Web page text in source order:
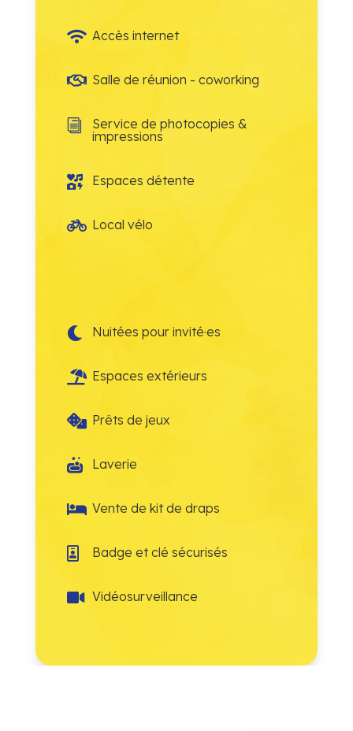
 Accès internet
 Salle de réunion - coworking
i
Service de photocopies &
impressions
 Espaces détente
 Local vélo
 Nuitées pour invité·es
 Espaces extérieurs
 Prêts de jeux
 Laverie
 Vente de kit de draps
 Badge et clé sécurisés
 Vidéosurveillance